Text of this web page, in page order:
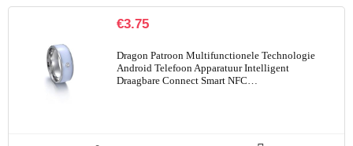
€3.75
Dragon Patroon Multifunctionele Technologie
Android Telefoon Apparatuur Intelligent
Draagbare Connect Smart NFC…